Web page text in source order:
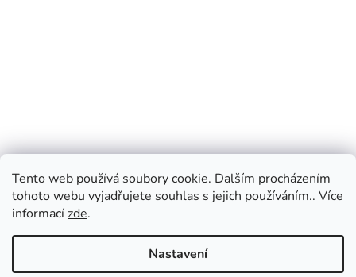
Tento web používá soubory cookie. Dalším procházením
tohoto webu vyjadřujete souhlas s jejich používáním.. Více
informacízde.
Nastavení